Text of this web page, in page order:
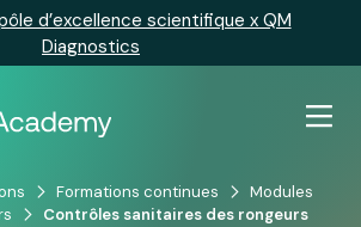
d’excellence scientifique x QM
Diagnostics
Formations continues
Modules
Contrôles sanitaires des rongeurs